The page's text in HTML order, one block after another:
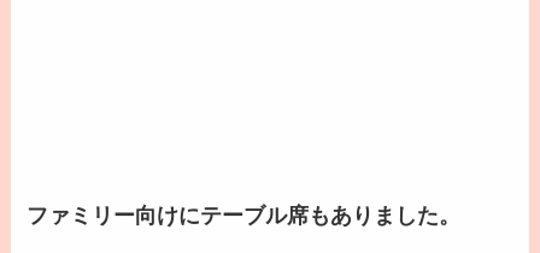
ファミリー向けにテーブル席もありました。